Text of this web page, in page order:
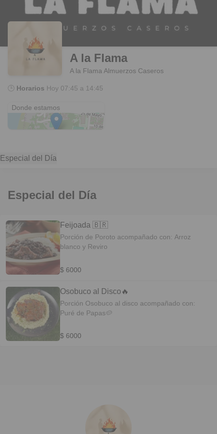
A la Flama
A la Flama Almuerzos Caseros
🕒 Horarios Hoy 07:45 a 14:45
Donde estamos
Especial del Día
Especial del Día
Feijoada 🇧🇷
Porción de Poroto acompañado con: Arroz
blanco y Reviro
$ 6000
Osobuco al Disco🔥
Porción Osobuco al disco acompañado con:
Puré de Papas🥔
$ 6000